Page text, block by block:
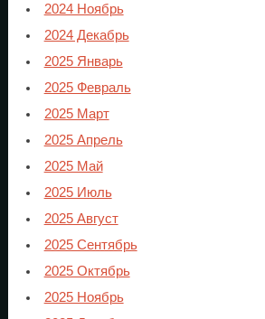
2024 Ноябрь
2024 Декабрь
2025 Январь
2025 Февраль
2025 Март
2025 Апрель
2025 Май
2025 Июль
2025 Август
2025 Сентябрь
2025 Октябрь
2025 Ноябрь